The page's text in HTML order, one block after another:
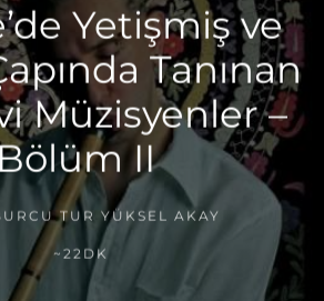
Yetişmiş ve
Tanınan
Müzisyenler –
II
TUR YÜKSEL AKAY
~22DK